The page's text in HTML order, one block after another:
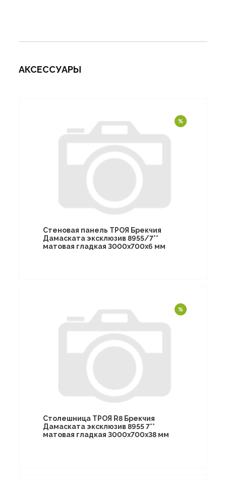
АКСЕССУАРЫ
Стеновая панель ТРОЯ Брекчия
Дамаската эксклюзив 8955/7**
матовая гладкая 3000х700х6 мм
Столешница ТРОЯ R8 Брекчия
Дамаската эксклюзив 8955 7**
матовая гладкая 3000х700х38 мм